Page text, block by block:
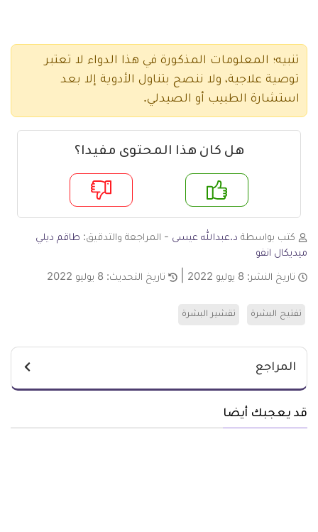
تنبيه؛ المعلومات المذكورة في هذا الدواء لا تعتبر
توصية علاجية، ولا ننصح بتناول الأدوية إلا بعد
استشارة الطبيب أو الصيدلي.
هل كان هذا المحتوى مفيدا؟
لا
كتب بواسطة د.عبدالله عيسى - المراجعة والتدقيق: طاقم ديلي
ميديكال انفو
تاريخ النشر: 8 يوليو 2022 تاريخ التحديث: 8 يوليو 2022
تفتيح البشرة تقشير البشرة
المراجع
قد يعجبك أيضا